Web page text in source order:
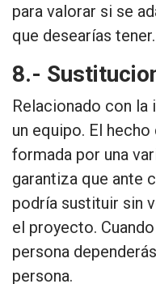
para valorar si se
que desearías tener.
8.-
Relacionado con
un equipo. El
formada por una
garantiza que ante
podría sustituir sin
el proyecto.
persona
persona.